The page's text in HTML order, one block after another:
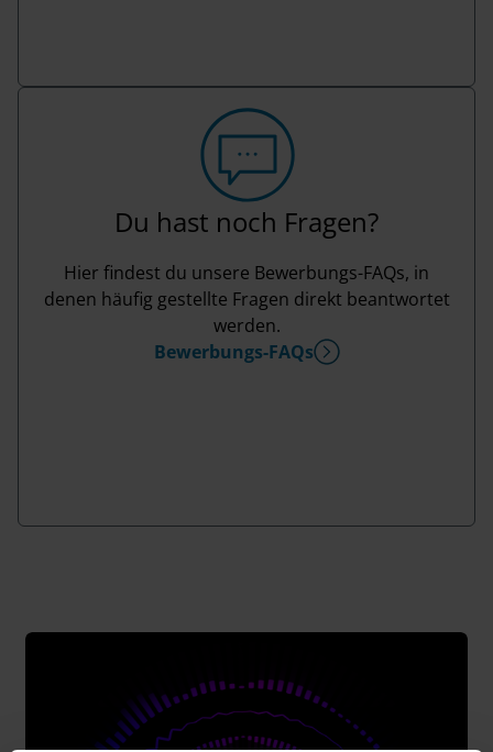
Du hast noch Fragen?
Hier findest du unsere Bewerbungs-FAQs, in
denen häufig gestellte Fragen direkt beantwortet
werden.
Bewerbungs-FAQs